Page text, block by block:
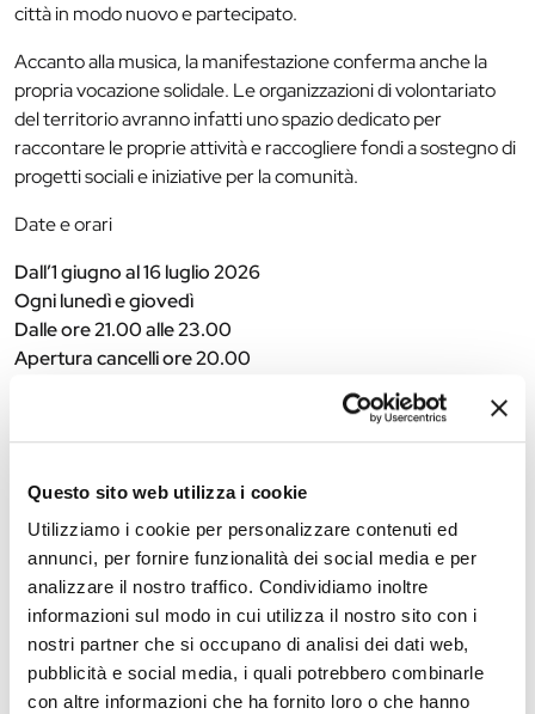
Questo sito web utilizza i cookie
Utilizziamo i cookie per personalizzare contenuti ed
annunci, per fornire funzionalità dei social media e per
analizzare il nostro traffico. Condividiamo inoltre
informazioni sul modo in cui utilizza il nostro sito con i
nostri partner che si occupano di analisi dei dati web,
pubblicità e social media, i quali potrebbero combinarle
con altre informazioni che ha fornito loro o che hanno
città in modo nuovo e partecipato.
Accanto alla musica, la manifestazione conferma anche la
propria vocazione solidale. Le organizzazioni di volontariato
del territorio avranno infatti uno spazio dedicato per
raccontare le proprie attività e raccogliere fondi a sostegno di
progetti sociali e iniziative per la comunità.
Date e orari
Dall’1 giugno al 16 luglio 2026
Ogni lunedì e giovedì
Dalle ore 21.00 alle 23.00
Apertura cancelli ore 20.00
Ingresso a offerta libera, destinata alle organizzazioni di
L’area dispone di posti a sedere con tavoli senza possibilità di
The editorial team is not responsible for any inaccuracies or
changes in the program of events reported. In case of
cancellation, variation, modification of the information of an
event you can write toinfotur@comune.fe.it.